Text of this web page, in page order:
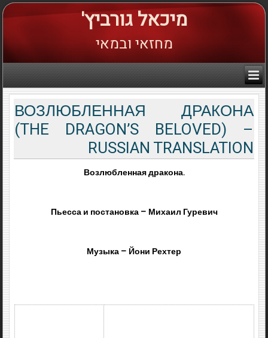
מיכאל גורביץ'
מחזאי ובמאי
ВОЗЛЮБЛЕННАЯ ДРАКОНА
(THE DRAGON’S BELOVED) –
RUSSIAN TRANSLATION
Возлюбленная дракона.
Пьесса и постановка – Михаил Гуревич
Музыка – Йони Рехтер